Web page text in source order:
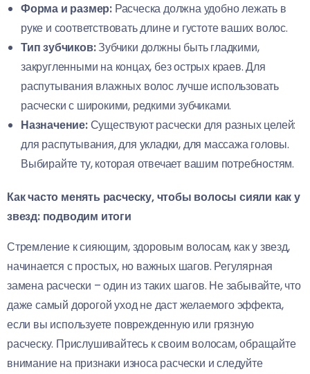
Форма и размер: Расческа должна удобно лежать в
руке и соответствовать длине и густоте ваших волос.
Тип зубчиков:Зубчики должны быть гладкими,
закругленными на концах, без острых краев. Для
распутывания влажных волос лучше использовать
расчески с широкими, редкими зубчиками.
Назначение:Существуют расчески для разных целей:
для распутывания, для укладки, для массажа головы.
Выбирайте ту, которая отвечает вашим потребностям.
Как часто менять расческу, чтобы волосы сияли как у
звезд: подводим итоги
Стремление к сияющим, здоровым волосам, как у звезд,
начинается с простых, но важных шагов. Регулярная
замена расчески – один из таких шагов. Не забывайте, что
даже самый дорогой уход не даст желаемого эффекта,
если вы используете поврежденную или грязную
расческу. Прислушивайтесь к своим волосам, обращайте
внимание на признаки износа расчески и следуйте